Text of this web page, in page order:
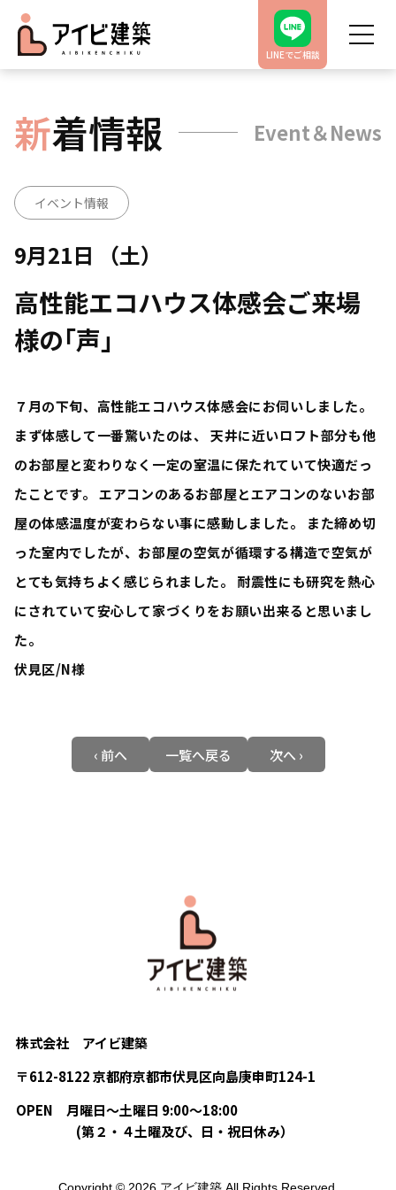
LINEでご相談
新着情報 Event＆News
イベント情報
9月21日 （土）
高性能エコハウス体感会ご来場
様の｢声｣
７月の下旬、高性能エコハウス体感会にお伺いしました。
まず体感して一番驚いたのは、 天井に近いロフト部分も他
のお部屋と変わりなく一定の室温に保たれていて快適だっ
たことです。 エアコンのあるお部屋とエアコンのないお部
屋の体感温度が変わらない事に感動しました。 また締め切
った室内でしたが、お部屋の空気が循環する構造で空気が
とても気持ちよく感じられました。 耐震性にも研究を熱心
にされていて安心して家づくりをお願い出来ると思いまし
た。
伏見区/N様
‹ 前へ 一覧へ戻る 次へ ›
株式会社 アイビ建築
〒612-8122 京都府京都市伏見区向島庚申町124-1
OPEN 月曜日〜土曜日 9:00〜18:00
(第２・４土曜及び、日・祝日休み）
Copyright © 2026 アイビ建築 All Rights Reserved.